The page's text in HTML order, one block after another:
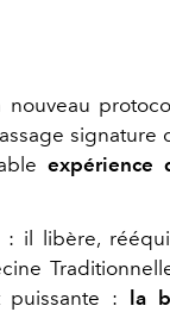
nouveau
signature
expérience
il libère,
: la